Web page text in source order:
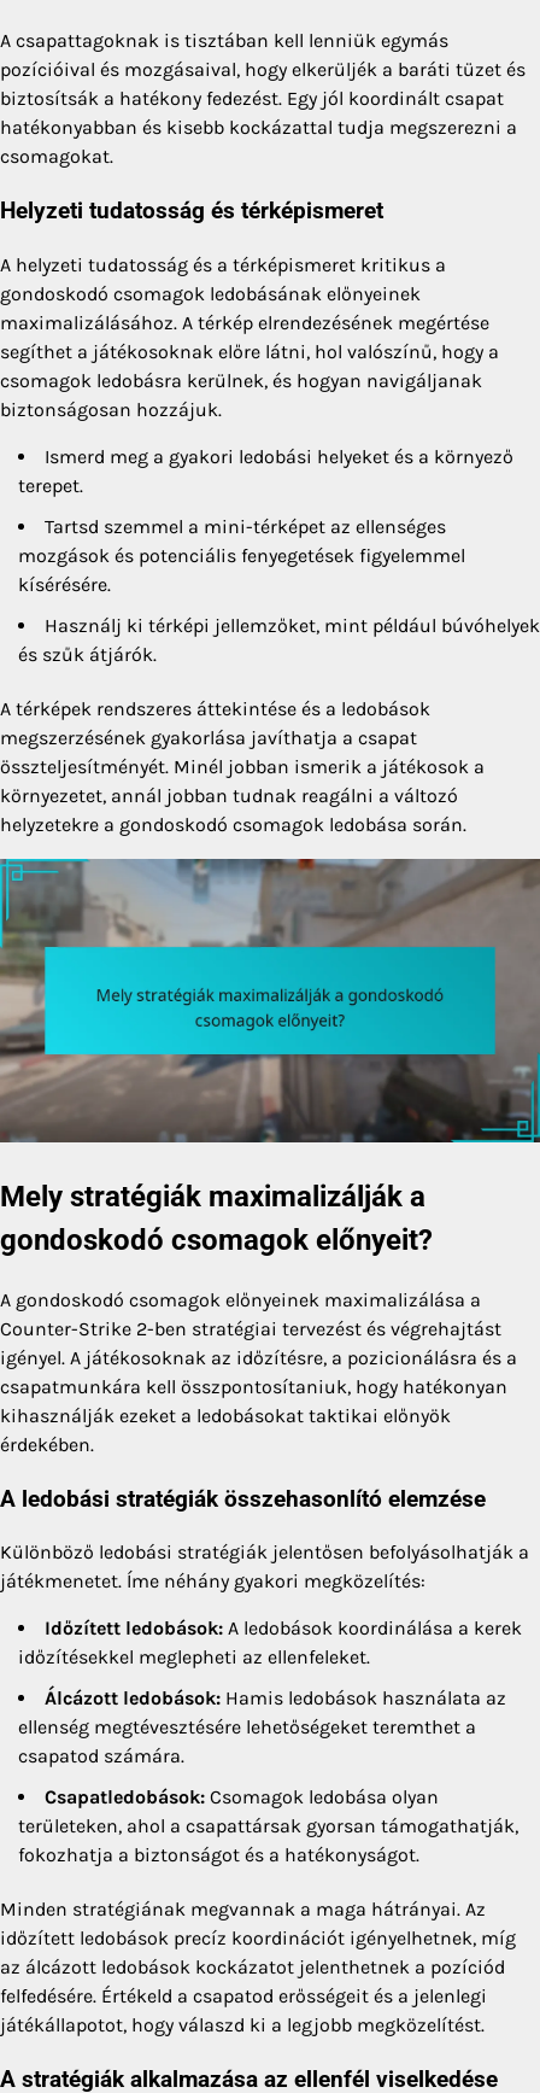
A csapattagoknak is tisztában kell lenniük egymás
pozícióival és mozgásaival, hogy elkerüljék a baráti tüzet és
biztosítsák a hatékony fedezést. Egy jól koordinált csapat
hatékonyabban és kisebb kockázattal tudja megszerezni a
csomagokat.
Helyzeti tudatosság és térképismeret
A helyzeti tudatosság és a térképismeret kritikus a
gondoskodó csomagok ledobásának előnyeinek
maximalizálásához. A térkép elrendezésének megértése
segíthet a játékosoknak előre látni, hol valószínű, hogy a
csomagok ledobásra kerülnek, és hogyan navigáljanak
biztonságosan hozzájuk.
Ismerd meg a gyakori ledobási helyeket és a környező
terepet.
Tartsd szemmel a mini-térképet az ellenséges
mozgások és potenciális fenyegetések figyelemmel
kísérésére.
Használj ki térképi jellemzőket, mint például búvóhelyek
és szűk átjárók.
A térképek rendszeres áttekintése és a ledobások
megszerzésének gyakorlása javíthatja a csapat
összteljesítményét. Minél jobban ismerik a játékosok a
környezetet, annál jobban tudnak reagálni a változó
helyzetekre a gondoskodó csomagok ledobása során.
Mely stratégiák maximalizálják a
gondoskodó csomagok előnyeit?
A gondoskodó csomagok előnyeinek maximalizálása a
Counter-Strike 2-ben stratégiai tervezést és végrehajtást
igényel. A játékosoknak az időzítésre, a pozicionálásra és a
csapatmunkára kell összpontosítaniuk, hogy hatékonyan
kihasználják ezeket a ledobásokat taktikai előnyök
érdekében.
A ledobási stratégiák összehasonlító elemzése
Különböző ledobási stratégiák jelentősen befolyásolhatják a
játékmenetet. Íme néhány gyakori megközelítés:
Időzített ledobások: A ledobások koordinálása a kerek
időzítésekkel meglepheti az ellenfeleket.
Álcázott ledobások: Hamis ledobások használata az
ellenség megtévesztésére lehetőségeket teremthet a
csapatod számára.
Csapatledobások: Csomagok ledobása olyan
területeken, ahol a csapattársak gyorsan támogathatják,
fokozhatja a biztonságot és a hatékonyságot.
Minden stratégiának megvannak a maga hátrányai. Az
időzített ledobások precíz koordinációt igényelhetnek, míg
az álcázott ledobások kockázatot jelenthetnek a pozíciód
felfedésére. Értékeld a csapatod erősségeit és a jelenlegi
játékállapotot, hogy válaszd ki a legjobb megközelítést.
A stratégiák alkalmazása az ellenfél viselkedése